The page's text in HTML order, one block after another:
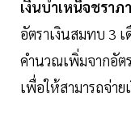
เงินบำเหน็จชราภ
อัตราเงินสมทบ 3
คำนวณเพิ่มจากอัต
เพื่อให้สามารถจ่า